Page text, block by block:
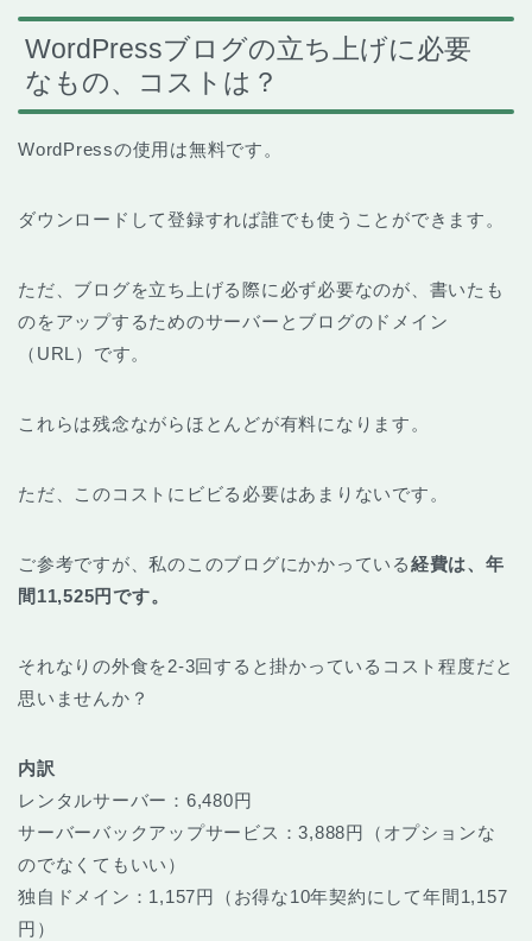
WordPressブログの立ち上げに必要
なもの、コストは？
WordPressの使用は無料です。
ダウンロードして登録すれば誰でも使うことができます。
ただ、ブログを立ち上げる際に必ず必要なのが、書いたも
のをアップするためのサーバーとブログのドメイン
（URL）です。
これらは残念ながらほとんどが有料になります。
ただ、このコストにビビる必要はあまりないです。
ご参考ですが、私のこのブログにかかっている経費は、年
間11,525円です。
それなりの外食を2-3回すると掛かっているコスト程度だと
思いませんか？
内訳
レンタルサーバー：6,480円
サーバーバックアップサービス：3,888円（オプションな
のでなくてもいい）
独自ドメイン：1,157円（お得な10年契約にして年間1,157
円）